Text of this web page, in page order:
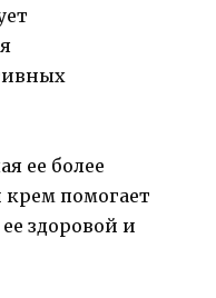
ее более
помогает
здоровой и